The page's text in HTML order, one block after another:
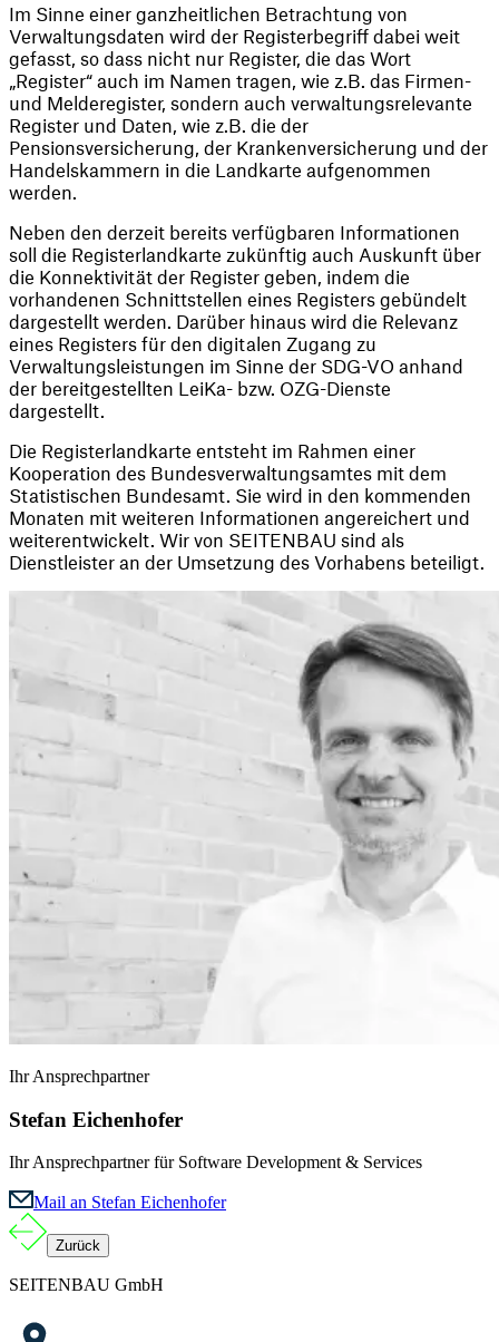
Im Sinne einer ganzheitlichen Betrachtung von
Verwaltungsdaten wird der Registerbegriff dabei weit
gefasst, so dass nicht nur Register, die das Wort
„Register“ auch im Namen tragen, wie z.B. das Firmen-
und Melderegister, sondern auch verwaltungsrelevante
Register und Daten, wie z.B. die der
Pensionsversicherung, der Krankenversicherung und der
Handelskammern in die Landkarte aufgenommen
werden.
Neben den derzeit bereits verfügbaren Informationen
soll die Registerlandkarte zukünftig auch Auskunft über
die Konnektivität der Register geben, indem die
vorhandenen Schnittstellen eines Registers gebündelt
dargestellt werden. Darüber hinaus wird die Relevanz
eines Registers für den digitalen Zugang zu
Verwaltungsleistungen im Sinne der SDG-VO anhand
der bereitgestellten LeiKa- bzw. OZG-Dienste
dargestellt.
Die Registerlandkarte entsteht im Rahmen einer
Kooperation des Bundesverwaltungsamtes mit dem
Statistischen Bundesamt. Sie wird in den kommenden
Monaten mit weiteren Informationen angereichert und
weiterentwickelt. Wir von SEITENBAU sind als
Dienstleister an der Umsetzung des Vorhabens beteiligt.
Ihr Ansprechpartner
Stefan Eichenhofer
Ihr Ansprechpartner für Software Development & Services
Mail an Stefan Eichenhofer
Zurück
SEITENBAU GmbH